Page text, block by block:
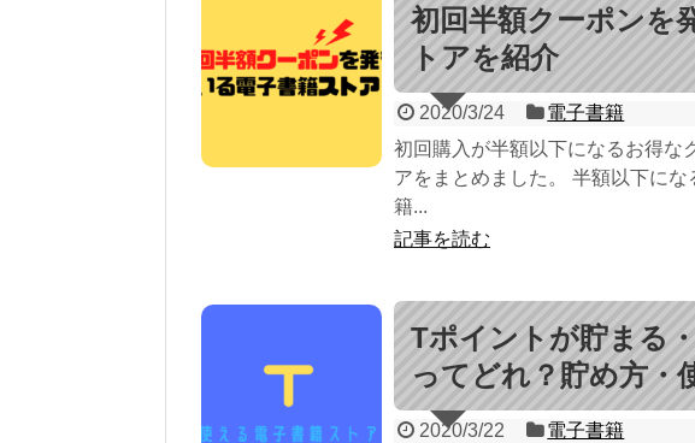
初回半額クーポンを
トアを紹介
2020/3/24
電子書籍
初回購入が半額以下になるお得な
アをまとめました。 半額以下に
籍...
記事を読む
Tポイントが貯まる
ってどれ？貯め方・
2020/3/22
電子書籍